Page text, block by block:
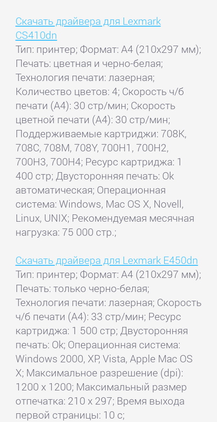
Скачать драйвера для Lexmark
CS410dn
Тип: принтер; Формат: A4 (210x297 мм);
Печать: цветная и черно-белая;
Технология печати: лазерная;
Количество цветов: 4; Скорость ч/б
печати (А4): 30 стр/мин; Скорость
цветной печати (А4): 30 стр/мин;
Поддерживаемые картриджи: 708K,
708C, 708M, 708Y, 700H1, 700H2,
700H3, 700H4; Ресурс картриджа: 1
400 стр; Двусторонняя печать: Ok
автоматическая; Операционная
система: Windows, Mac OS X, Novell,
Linux, UNIX; Рекомендуемая месячная
нагрузка: 75 000 стр.;
Скачать драйвера для Lexmark E450dn
Тип: принтер; Формат: A4 (210x297 мм);
Печать: только черно-белая;
Технология печати: лазерная; Скорость
ч/б печати (А4): 33 стр/мин; Ресурс
картриджа: 1 500 стр; Двусторонняя
печать: Ok; Операционная система:
Windows 2000, XP, Vista, Apple Mac OS
X; Максимальное разрешение (dpi):
1200 x 1200; Максимальный размер
отпечатка: 210 x 297; Время выхода
первой страницы: 10 с;